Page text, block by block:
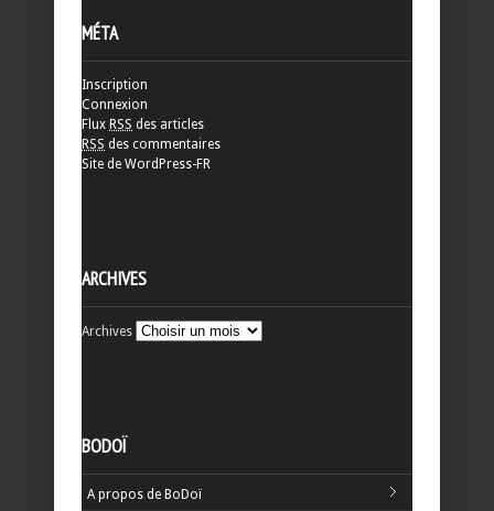
MÉTA
Inscription
Connexion
Flux RSS des articles
RSS des commentaires
Site de WordPress-FR
ARCHIVES
Archives
BODOÏ
A propos de BoDoï